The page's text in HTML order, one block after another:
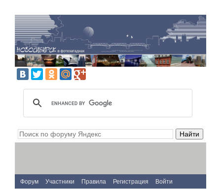
Форум Участники Правила Регистрация Войти